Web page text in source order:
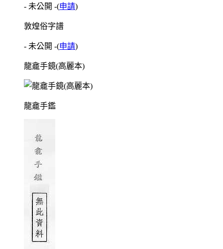
- 未公開 -(申請)
敦煌俗字譜
- 未公開 -(申請)
龍龕手鏡(高麗本)
龍龕手鑑